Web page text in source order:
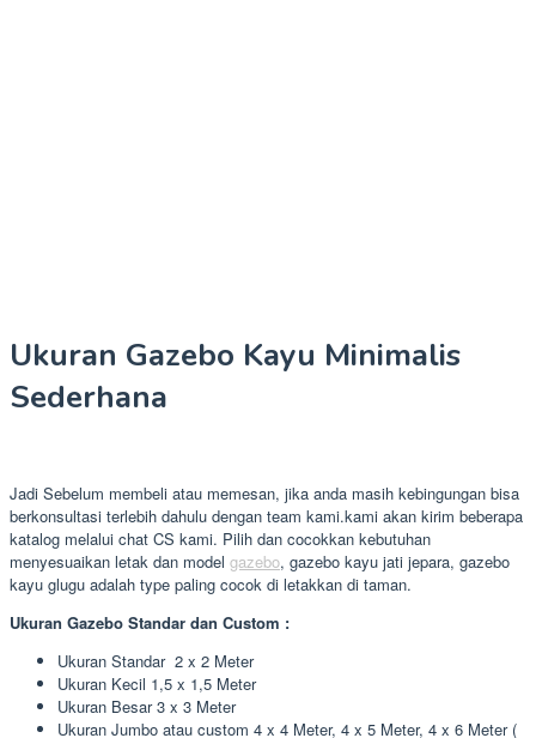
Ukuran Gazebo Kayu Minimalis
Sederhana
Jadi Sebelum membeli atau memesan, jika anda masih kebingungan bisa
berkonsultasi terlebih dahulu dengan team kami.kami akan kirim beberapa
katalog melalui chat CS kami. Pilih dan cocokkan kebutuhan
menyesuaikan letak dan model gazebo, gazebo kayu jati jepara, gazebo
kayu glugu adalah type paling cocok di letakkan di taman.
Ukuran Gazebo Standar dan Custom :
Ukuran Standar 2 x 2 Meter
Ukuran Kecil 1,5 x 1,5 Meter
Ukuran Besar 3 x 3 Meter
Ukuran Jumbo atau custom 4 x 4 Meter, 4 x 5 Meter, 4 x 6 Meter (